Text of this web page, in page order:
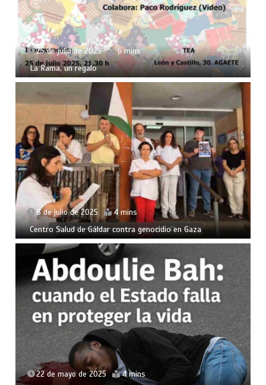
25 de julio de 2025 6 mins
La Rama, un regalo
8 de julio de 2025 4 mins
Centro Salud de Gáldar contra genocidio en Gaza
22 de mayo de 2025 4 mins